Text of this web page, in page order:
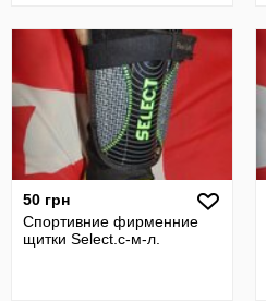
50 грн
Спортивние фирменние
щитки Select.с-м-л.